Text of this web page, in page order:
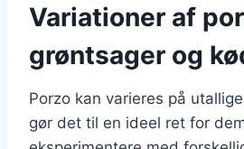
Variationer af
grøntsager og
Porzo kan varieres på
gør det til en ideel ret for